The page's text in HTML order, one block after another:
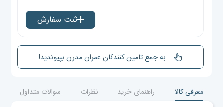
ثبت سفارش
به جمع تامین کنندگان عمران مدرن بپیوندید!
معرفی کالا راهنمای خرید نظرات سوالات متداول